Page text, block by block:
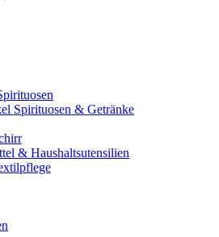
Spirituosen & Getränke
& Haushaltsutensilien